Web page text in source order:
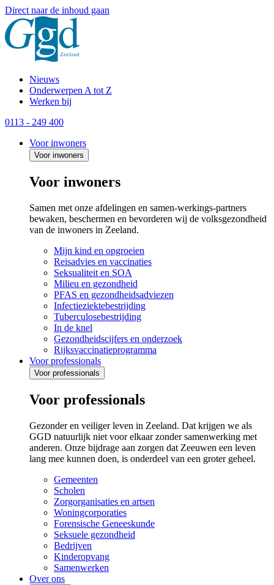
Direct naar de inhoud gaan
Nieuws
Onderwerpen A tot Z
Werken bij
0113 - 249 400
Voor inwoners
Voor inwoners
Voor inwoners
Samen met onze afdelingen en samen-werkings-partners
bewaken, beschermen en bevorderen wij de volksgezondheid
van de inwoners in Zeeland.
Mijn kind en opgroeien
Reisadvies en vaccinaties
Seksualiteit en SOA
Milieu en gezondheid
PFAS en gezondheidsadviezen
Infectieziektebestrijding
Tuberculosebestrijding
In de knel
Gezondheidscijfers en onderzoek
Rijksvaccinatieprogramma
Voor professionals
Voor professionals
Voor professionals
Gezonder en veiliger leven in Zeeland. Dat krijgen we als
GGD natuurlijk niet voor elkaar zonder samenwerking met
anderen. Onze bijdrage aan zorgen dat Zeeuwen een leven
lang mee kunnen doen, is onderdeel van een groter geheel.
Gemeenten
Scholen
Zorgorganisaties en artsen
Woningcorporaties
Forensische Geneeskunde
Seksuele gezondheid
Bedrijven
Kinderopvang
Samenwerken
Over ons